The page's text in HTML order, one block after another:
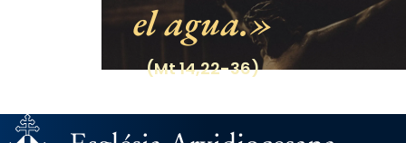
el agua.
(Mt 14,22-36)